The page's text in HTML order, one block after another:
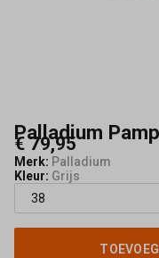
Palladium
€ 79,95
Merk: Palladium
Kleur: Grijs